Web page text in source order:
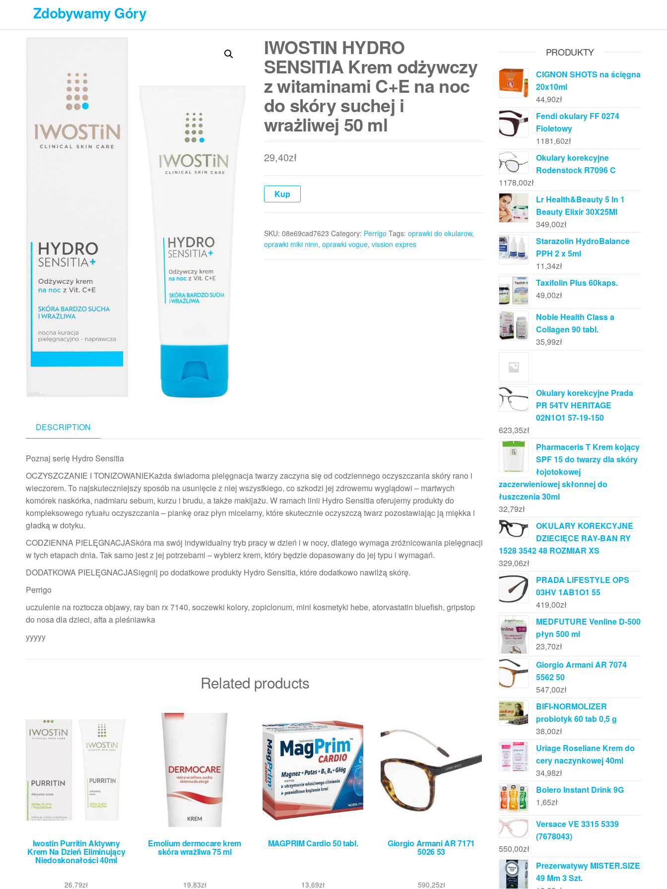
treści
Zdobywamy Góry
IWOSTIN HYDRO
SENSITIA Krem odżywczy
z witaminami C+E na noc
do skóry suchej i
wrażliwej 50 ml
29,40zł
Kup
SKU: 08e69cad7623 Category: Perrigo Tags: oprawki do okularow,
oprawki miki ninn, oprawki vogue, vission expres
DESCRIPTION
Poznaj serię Hydro Sensitia
OCZYSZCZANIE I TONIZOWANIEKażda świadoma pielęgnacja twarzy zaczyna się od codziennego oczyszczania skóry rano i
wieczorem. To najskuteczniejszy sposób na usunięcie z niej wszystkiego, co szkodzi jej zdrowemu wyglądowi – martwych
komórek naskórka, nadmiaru sebum, kurzu i brudu, a także makijażu. W ramach linii Hydro Sensitia oferujemy produkty do
kompleksowego rytuału oczyszczania – piankę oraz płyn micelarny, które skutecznie oczyszczą twarz pozostawiając ją miękka i
gładką w dotyku.
CODZIENNA PIELĘGNACJASkóra ma swój indywidualny tryb pracy w dzień i w nocy, dlatego wymaga zróżnicowania pielęgnacji
w tych etapach dnia. Tak samo jest z jej potrzebami – wybierz krem, który będzie dopasowany do jej typu i wymagań.
DODATKOWA PIELĘGNACJASięgnij po dodatkowe produkty Hydro Sensitia, które dodatkowo nawilżą skórę.
Perrigo
uczulenie na roztocza objawy, ray ban rx 7140, soczewki kolory, zopiclonum, mini kosmetyki hebe, atorvastatin bluefish, gripstop
do nosa dla dzieci, afta a pleśniawka
yyyyy
Related products
Iwostin Purritin Aktywny
Krem Na Dzień Eliminujący
Niedoskonałości 40ml
26,79zł
Emolium dermocare krem
skóra wrażliwa 75 ml
19,83zł
MAGPRIM Cardio 50 tabl.
13,69zł
Giorgio Armani AR 7171
5026 53
590,25zł
PRODUKTY
CIGNON SHOTS na ścięgna
20x10ml
44,90zł
Fendi okulary FF 0274
Fioletowy
1181,60zł
Okulary korekcyjne
Rodenstock R7096 C
1178,00zł
Lr Health&Beauty 5 In 1
Beauty Elixir 30X25Ml
349,00zł
Starazolin HydroBalance
PPH 2 x 5ml
11,34zł
Taxifolin Plus 60kaps.
49,00zł
Noble Health Class a
Collagen 90 tabl.
35,99zł
Okulary korekcyjne Prada
PR 54TV HERITAGE
02N1O1 57-19-150
623,35zł
Pharmaceris T Krem kojący
SPF 15 do twarzy dla skóry
łojotokowej
zaczerwieniowej skłonnej do
łuszczenia 30ml
32,79zł
OKULARY KOREKCYJNE
DZIECIĘCE RAY-BAN RY
1528 3542 48 ROZMIAR XS
329,06zł
PRADA LIFESTYLE OPS
03HV 1AB1O1 55
419,00zł
MEDFUTURE Venline D-500
płyn 500 ml
23,70zł
Giorgio Armani AR 7074
5562 50
547,00zł
BIFI-NORMOLIZER
probiotyk 60 tab 0,5 g
38,00zł
Uriage Roseliane Krem do
cery naczynkowej 40ml
34,98zł
Bolero Instant Drink 9G
1,65zł
Versace VE 3315 5339
(7678043)
550,00zł
Prezerwatywy MISTER.SIZE
49 Mm 3 Szt.